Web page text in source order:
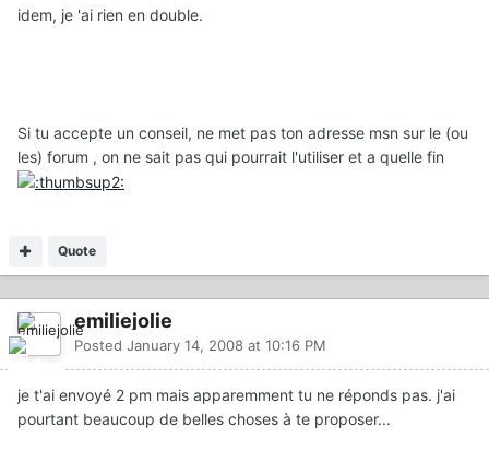
idem, je 'ai rien en double.
Si tu accepte un conseil, ne met pas ton adresse msn sur le (ou
les) forum , on ne sait pas qui pourrait l'utiliser et a quelle fin
Quote
emiliejolie
Posted January 14, 2008 at 10:16 PM
je t'ai envoyé 2 pm mais apparemment tu ne réponds pas. j'ai
pourtant beaucoup de belles choses à te proposer...